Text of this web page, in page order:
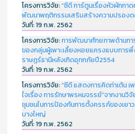
โครงการวิจัย:“ซีดี การ์ตูนเรื่องหัวผักกา
พัฒนาพฤติกรรมเสริมสร้างความปรองด
วันที่:19 ก.พ. 2562
โครงการวิจัย:การพัฒนาศักยภาพด้านก
ของกลุ่มผู้เพาะเลี้ยงหอยแครงแบบการ
ราษฏร์ธานีหลังเกิดอุทกภัยปี2554
วันที่:19 ก.พ. 2562
โครงการวิจัย:“ซีดี แสดงการคิดท่าเต้น เ
ใจเรื่อง การรักษาพรหมจรรย์”จากงานวิ
ชุมชนในการป้องกันการตั้งครรภ์ของเยา
บางใหญ่
วันที่:19 ก.พ. 2562